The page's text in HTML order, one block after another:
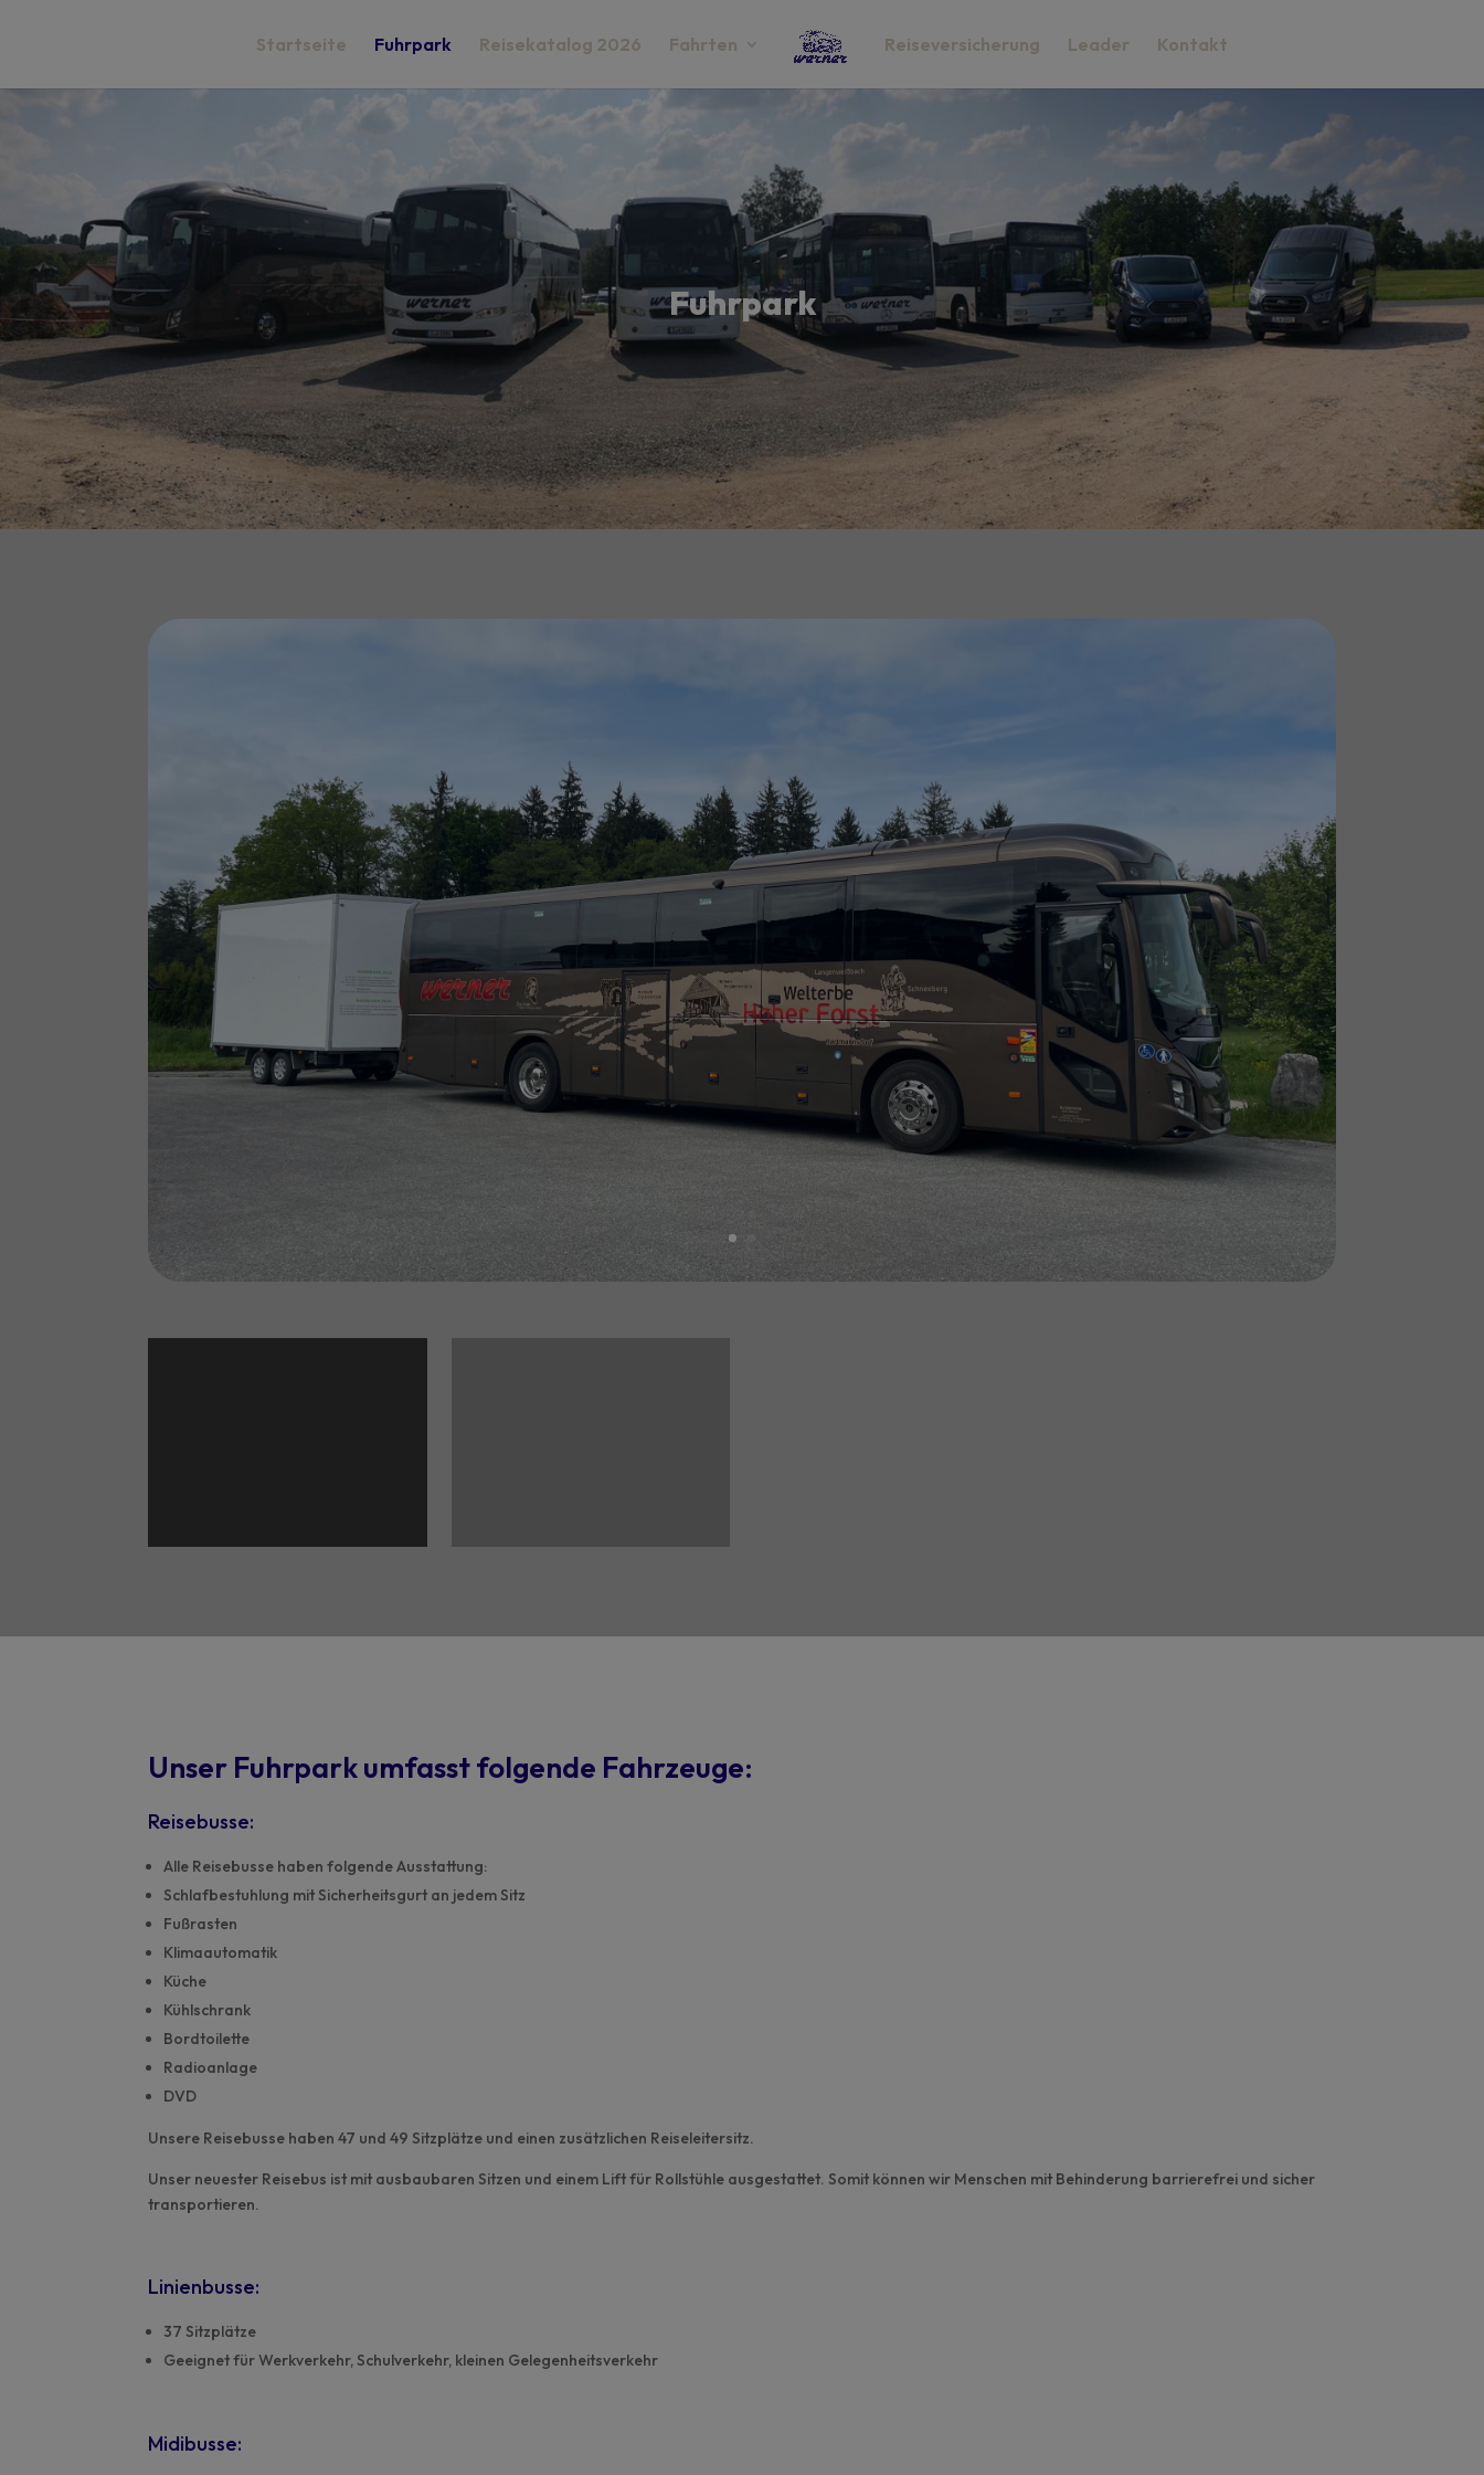
Startseite Fuhrpark Reisekatalog 2026 Fahrten Reiseversicherung Leader Kontakt
Fuhrpark
Unser Fuhrpark umfasst folgende Fahrzeuge:
Reisebusse:
Alle Reisebusse haben folgende Ausstattung:
Schlafbestuhlung mit Sicherheitsgurt an jedem Sitz
Fußrasten
Klimaautomatik
Küche
Kühlschrank
Bordtoilette
Radioanlage
DVD
Unsere Reisebusse haben 47 und 49 Sitzplätze und einen zusätzlichen Reiseleitersitz.
Unser neuester Reisebus ist mit ausbaubaren Sitzen und einem Lift für Rollstühle ausgestattet. Somit können wir Menschen mit Behinderung barrierefrei und sicher
transportieren.
Linienbusse:
37 Sitzplätze
Geeignet für Werkverkehr, Schulverkehr, kleinen Gelegenheitsverkehr
Midibusse: